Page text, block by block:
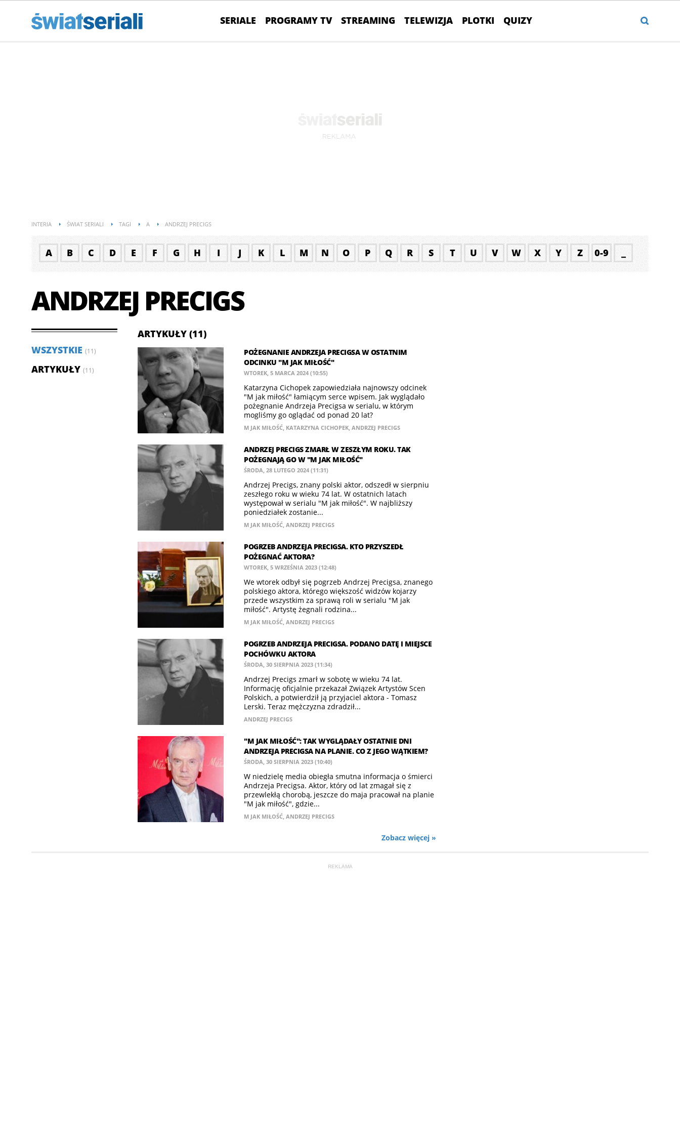
SERIALE PROGRAMY TV STREAMING TELEWIZJA PLOTKI QUIZY
INTERIA ŚWIAT SERIALI TAGI A ANDRZEJ PRECIGS
A B C D E F G H I J K L M N O P Q R S T U V W X Y Z 0-9
ANDRZEJ PRECIGS
WSZYSTKIE (11)
ARTYKUŁY (11)
ARTYKUŁY (11)
POŻEGNANIE ANDRZEJA PRECIGSA W OSTATNIM
ODCINKU "M JAK MIŁOŚĆ"
WTOREK, 5 MARCA 2024 (10:55)
Katarzyna Cichopek zapowiedziała najnowszy odcinek
"M jak miłość" łamiącym serce wpisem. Jak wyglądało
pożegnanie Andrzeja Precigsa w serialu, w którym
mogliśmy go oglądać od ponad 20 lat?
M JAK MIŁOŚĆ, KATARZYNA CICHOPEK, ANDRZEJ PRECIGS
ANDRZEJ PRECIGS ZMARŁ W ZESZŁYM ROKU. TAK
POŻEGNAJĄ GO W "M JAK MIŁOŚĆ"
ŚRODA, 28 LUTEGO 2024 (11:31)
Andrzej Precigs, znany polski aktor, odszedł w sierpniu
zeszłego roku w wieku 74 lat. W ostatnich latach
występował w serialu "M jak miłość". W najbliższy
poniedziałek zostanie...
M JAK MIŁOŚĆ, ANDRZEJ PRECIGS
POGRZEB ANDRZEJA PRECIGSA. KTO PRZYSZEDŁ
POŻEGNAĆ AKTORA?
WTOREK, 5 WRZEŚNIA 2023 (12:48)
We wtorek odbył się pogrzeb Andrzej Precigsa, znanego
polskiego aktora, którego większość widzów kojarzy
przede wszystkim za sprawą roli w serialu "M jak
miłość". Artystę żegnali rodzina...
M JAK MIŁOŚĆ, ANDRZEJ PRECIGS
POGRZEB ANDRZEJA PRECIGSA. PODANO DATĘ I MIEJSCE
POCHÓWKU AKTORA
ŚRODA, 30 SIERPNIA 2023 (11:34)
Andrzej Precigs zmarł w sobotę w wieku 74 lat.
Informację oficjalnie przekazał Związek Artystów Scen
Polskich, a potwierdził ją przyjaciel aktora - Tomasz
Lerski. Teraz mężczyzna zdradził...
ANDRZEJ PRECIGS
"M JAK MIŁOŚĆ": TAK WYGLĄDAŁY OSTATNIE DNI
ANDRZEJA PRECIGSA NA PLANIE. CO Z JEGO WĄTKIEM?
ŚRODA, 30 SIERPNIA 2023 (10:40)
W niedzielę media obiegła smutna informacja o śmierci
Andrzeja Precigsa. Aktor, który od lat zmagał się z
przewlekłą chorobą, jeszcze do maja pracował na planie
"M jak miłość", gdzie...
M JAK MIŁOŚĆ, ANDRZEJ PRECIGS
Zobacz więcej »
REKLAMA